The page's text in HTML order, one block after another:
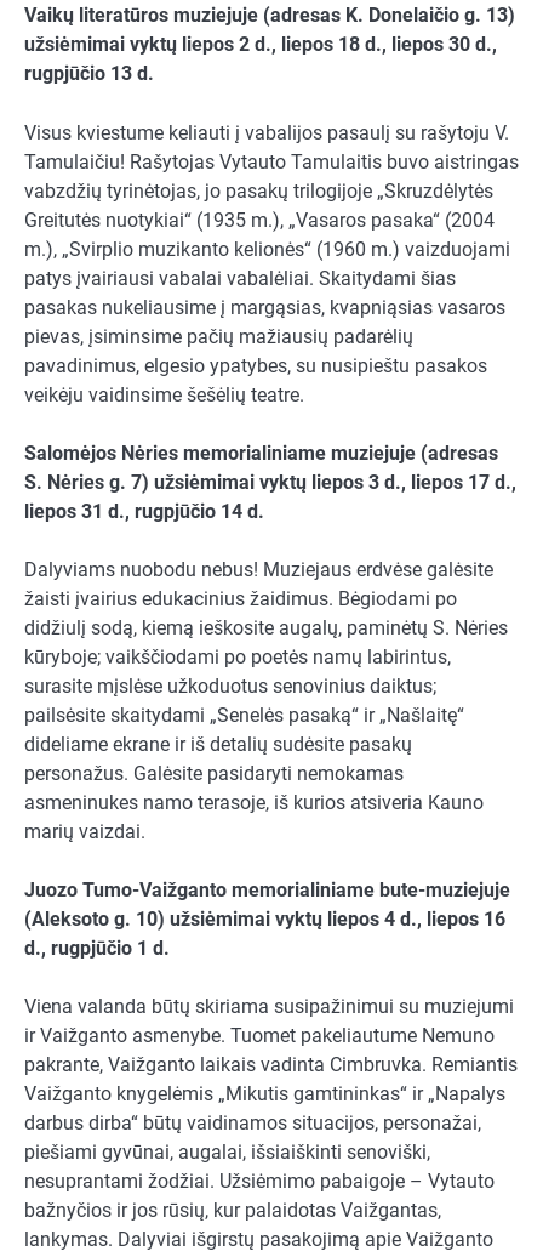
Vaikų literatūros muziejuje (adresas K. Donelaičio g. 13)
užsiėmimai vyktų liepos 2 d., liepos 18 d., liepos 30 d.,
rugpjūčio 13 d.
Visus kviestume keliauti į vabalijos pasaulį su rašytoju V.
Tamulaičiu! Rašytojas Vytauto Tamulaitis buvo aistringas
vabzdžių tyrinėtojas, jo pasakų trilogijoje „Skruzdėlytės
Greitutės nuotykiai“ (1935 m.), „Vasaros pasaka“ (2004
m.), „Svirplio muzikanto kelionės“ (1960 m.) vaizduojami
patys įvairiausi vabalai vabalėliai. Skaitydami šias
pasakas nukeliausime į margąsias, kvapniąsias vasaros
pievas, įsiminsime pačių mažiausių padarėlių
pavadinimus, elgesio ypatybes, su nusipieštu pasakos
veikėju vaidinsime šešėlių teatre.
Salomėjos Nėries memorialiniame muziejuje (adresas
S. Nėries g. 7) užsiėmimai vyktų liepos 3 d., liepos 17 d.,
liepos 31 d., rugpjūčio 14 d.
Dalyviams nuobodu nebus! Muziejaus erdvėse galėsite
žaisti įvairius edukacinius žaidimus. Bėgiodami po
didžiulį sodą, kiemą ieškosite augalų, paminėtų S. Nėries
kūryboje; vaikščiodami po poetės namų labirintus,
surasite mįslėse užkoduotus senovinius daiktus;
pailsėsite skaitydami „Senelės pasaką“ ir „Našlaitę“
dideliame ekrane ir iš detalių sudėsite pasakų
personažus. Galėsite pasidaryti nemokamas
asmeninukes namo terasoje, iš kurios atsiveria Kauno
marių vaizdai.
Juozo Tumo-Vaižganto memorialiniame bute-muziejuje
(Aleksoto g. 10) užsiėmimai vyktų liepos 4 d., liepos 16
d., rugpjūčio 1 d.
Viena valanda būtų skiriama susipažinimui su muziejumi
ir Vaižganto asmenybe. Tuomet pakeliautume Nemuno
pakrante, Vaižganto laikais vadinta Cimbruvka. Remiantis
Vaižganto knygelėmis „Mikutis gamtininkas“ ir „Napalys
darbus dirba“ būtų vaidinamos situacijos, personažai,
piešiami gyvūnai, augalai, išsiaiškinti senoviški,
nesuprantami žodžiai. Užsiėmimo pabaigoje – Vytauto
bažnyčios ir jos rūsių, kur palaidotas Vaižgantas,
lankymas. Dalyviai išgirstų pasakojimą apie Vaižganto